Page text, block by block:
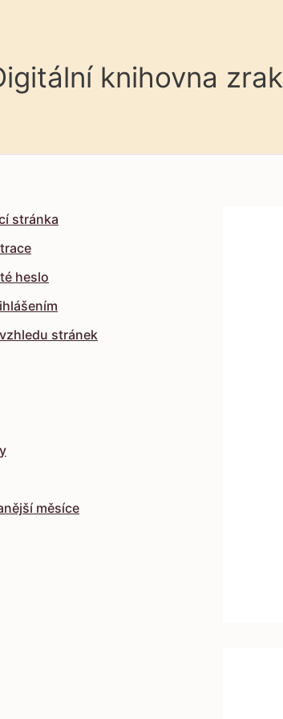
knihovna
stránka
heslo
stránek
měsíce